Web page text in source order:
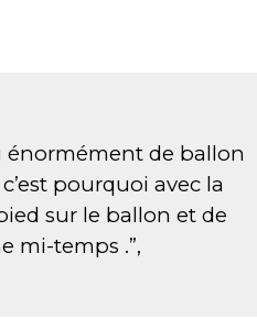
énormément de ballon
pourquoi avec la
sur le ballon et de
mi-temps .”,